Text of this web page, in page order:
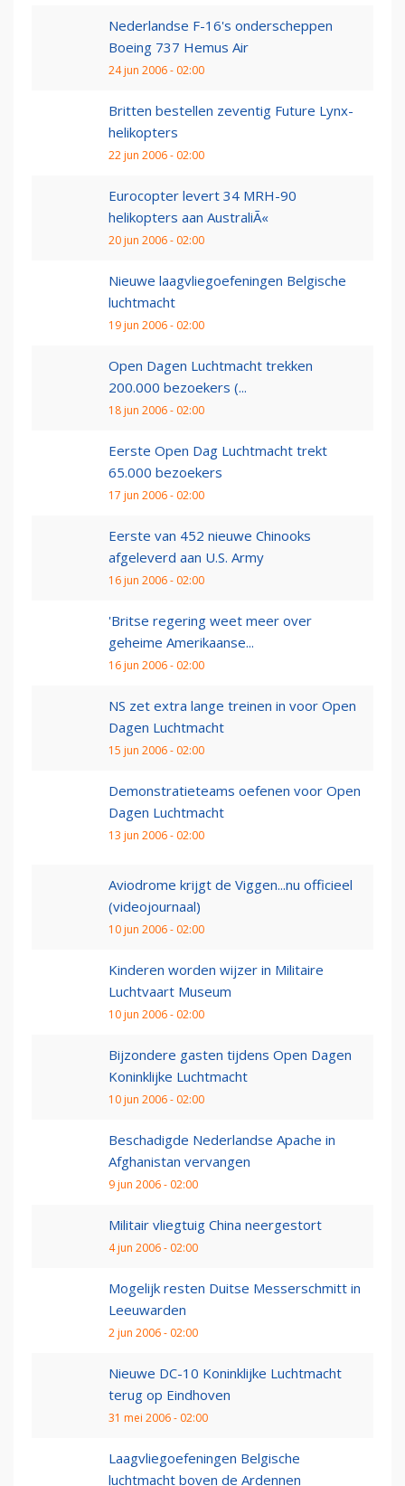
Nederlandse F-16's onderscheppen
Boeing 737 Hemus Air
24 jun 2006 - 02:00
Britten bestellen zeventig Future Lynx-
helikopters
22 jun 2006 - 02:00
Eurocopter levert 34 MRH-90
helikopters aan AustraliÃ«
20 jun 2006 - 02:00
Nieuwe laagvliegoefeningen Belgische
luchtmacht
19 jun 2006 - 02:00
Open Dagen Luchtmacht trekken
200.000 bezoekers (...
18 jun 2006 - 02:00
Eerste Open Dag Luchtmacht trekt
65.000 bezoekers
17 jun 2006 - 02:00
Eerste van 452 nieuwe Chinooks
afgeleverd aan U.S. Army
16 jun 2006 - 02:00
'Britse regering weet meer over
geheime Amerikaanse...
16 jun 2006 - 02:00
NS zet extra lange treinen in voor Open
Dagen Luchtmacht
15 jun 2006 - 02:00
Demonstratieteams oefenen voor Open
Dagen Luchtmacht
13 jun 2006 - 02:00
Aviodrome krijgt de Viggen...nu officieel
(videojournaal)
10 jun 2006 - 02:00
Kinderen worden wijzer in Militaire
Luchtvaart Museum
10 jun 2006 - 02:00
Bijzondere gasten tijdens Open Dagen
Koninklijke Luchtmacht
10 jun 2006 - 02:00
Beschadigde Nederlandse Apache in
Afghanistan vervangen
9 jun 2006 - 02:00
Militair vliegtuig China neergestort
4 jun 2006 - 02:00
Mogelijk resten Duitse Messerschmitt in
Leeuwarden
2 jun 2006 - 02:00
Nieuwe DC-10 Koninklijke Luchtmacht
terug op Eindhoven
31 mei 2006 - 02:00
Laagvliegoefeningen Belgische
luchtmacht boven de Ardennen